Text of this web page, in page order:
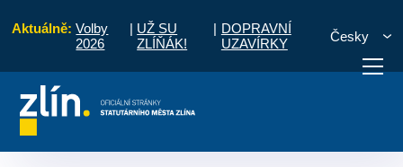
Aktuálně: Volby
2026
| UŽ SU
ZLÍŇÁK!
| DOPRAVNÍ
UZAVÍRKY
Česky